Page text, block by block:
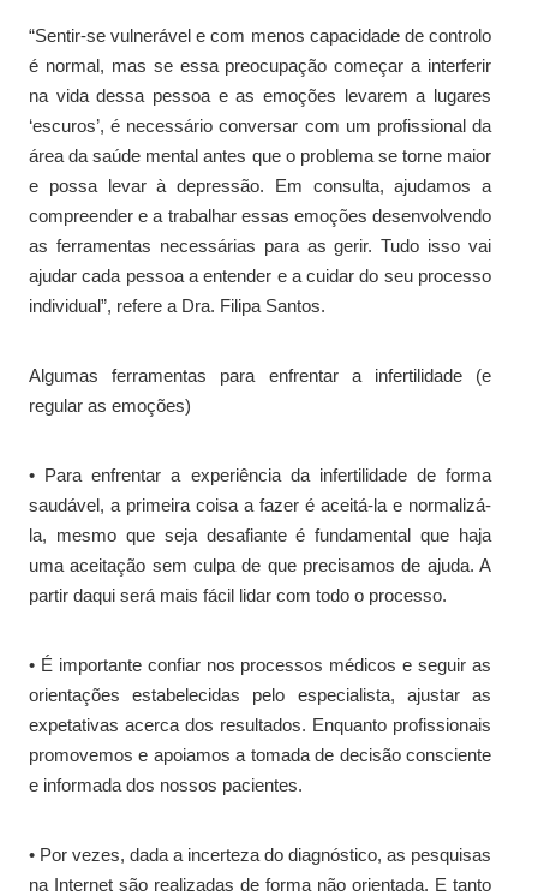
“Sentir-se vulnerável e com menos capacidade de controlo
é normal, mas se essa preocupação começar a interferir
na vida dessa pessoa e as emoções levarem a lugares
‘escuros’, é necessário conversar com um profissional da
área da saúde mental antes que o problema se torne maior
e possa levar à depressão. Em consulta, ajudamos a
compreender e a trabalhar essas emoções desenvolvendo
as ferramentas necessárias para as gerir. Tudo isso vai
ajudar cada pessoa a entender e a cuidar do seu processo
individual”, refere a Dra. Filipa Santos.
Algumas ferramentas para enfrentar a infertilidade (e
regular as emoções)
• Para enfrentar a experiência da infertilidade de forma
saudável, a primeira coisa a fazer é aceitá-la e normalizá-
la, mesmo que seja desafiante é fundamental que haja
uma aceitação sem culpa de que precisamos de ajuda. A
partir daqui será mais fácil lidar com todo o processo.
• É importante confiar nos processos médicos e seguir as
orientações estabelecidas pelo especialista, ajustar as
expetativas acerca dos resultados. Enquanto profissionais
promovemos e apoiamos a tomada de decisão consciente
e informada dos nossos pacientes.
• Por vezes, dada a incerteza do diagnóstico, as pesquisas
na Internet são realizadas de forma não orientada. E tanto